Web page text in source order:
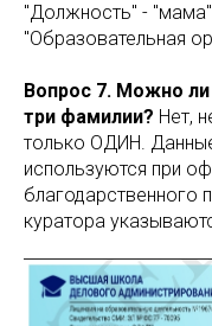
"Должность" - "мама"
"Образовательная
Вопрос 7. Можно ли
три фамилии? Нет,
только ОДИН.
используются при
благодарственного
куратора